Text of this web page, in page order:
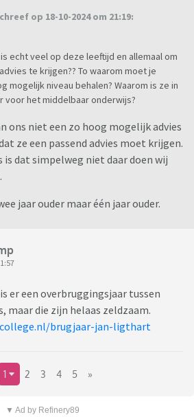
op 18-10-2024 om 21:19:
echt veel op deze leeftijd en allemaal om
te krijgen?? To waarom moet je
mogelijk niveau behalen? Waarom is ze in
voor het middelbaar onderwijs?
ons niet een zo hoog mogelijk advies
ze een passend advies moet krijgen.
is dat simpelweg niet daar doen wij
jaar ouder maar één jaar ouder.
er een overbruggingsjaar tussen
maar die zijn helaas zeldzaam.
brugjaar-jan-ligthart
1 2 3 4 5 »
▼ Ad by Refinery89